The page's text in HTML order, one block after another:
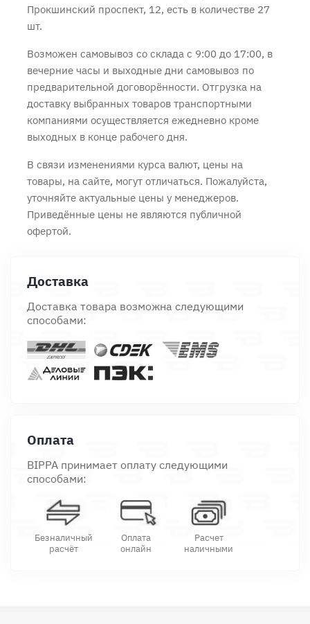
Прокшинский проспект, 12, есть в количестве 27
шт.
Возможен самовывоз со склада с 9:00 до 17:00, в
вечерние часы и выходные дни самовывоз по
предварительной договорённости. Отгрузка на
доставку выбранных товаров транспортными
компаниями осуществляется ежедневно кроме
выходных в конце рабочего дня.
В связи изменениями курса валют, цены на
товары, на сайте, могут отличаться. Пожалуйста,
уточняйте актуальные цены у менеджеров.
Приведённые цены не являются публичной
офертой.
Доставка
Доставка товара возможна следующими
способами:
Оплата
BIPPA принимает оплату следующими
способами:
Безналичный
расчёт
Оплата
онлайн
Расчет
наличными